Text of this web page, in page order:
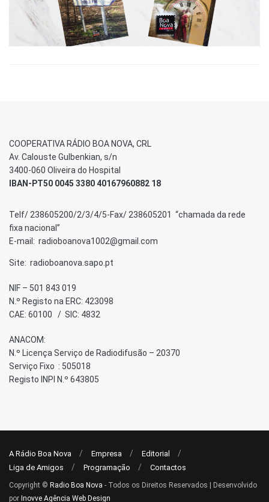
COOPERATIVA RÁDIO BOA NOVA, CRL
Av. Calouste Gulbenkian, s/n
3400-060 Oliveira do Hospital
IBAN-PT50 0045 3380 40167960882 18
Telf/ 238605200/2/3/4/5-Fax/ 238605201 “chamada da rede
fixa nacional”
E-mail: radioboanova1002@gmail.com
Site: radioboanova.sapo.pt
NIF – 501 843 019
N.º Registo na ERC: 423098
CAE: 60100 / SIC: 4832
ANACOM:
N.º Licença Serviço de Radiodifusão – 20370
Serviço Fixo : 505018
Registo INPI N.º 643805
A Rádio Boa Nova Empresa
Editorial
Liga de Amigos
Programação Contactos
Copyright © Radio Boa Nova - Todos os Direitos Reservados | Desenvolvido
por Inovve Agência Web Design